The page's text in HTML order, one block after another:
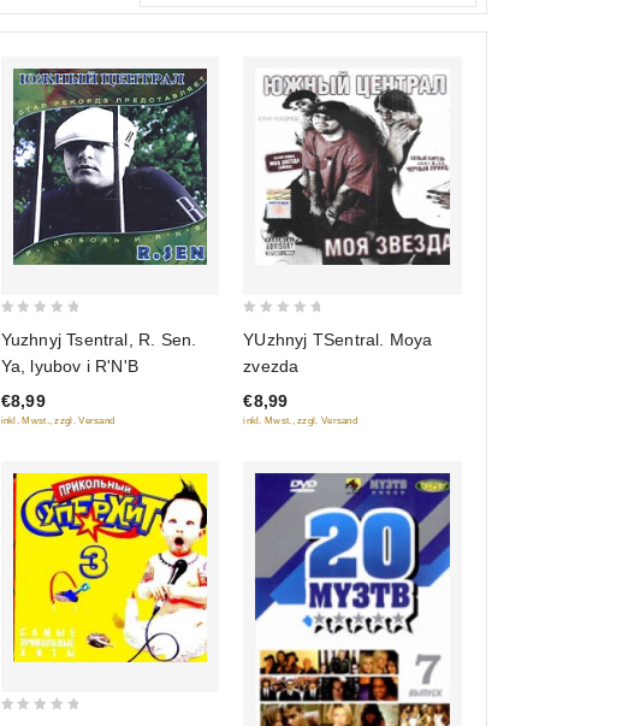
of
5
Yuzhnyj Tsentral, R. Sen.
Ya, lyubov i R'N'B
€8,99
inkl. Mwst., zzgl. Versand
of
5
YUzhnyj TSentral. Moya
zvezda
€8,99
inkl. Mwst., zzgl. Versand